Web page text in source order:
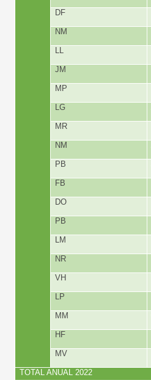
DF
NM
LL
JM
MP
LG
MR
NM
PB
FB
DO
PB
LM
NR
VH
LP
MM
HF
MV
TOTAL ANUAL 2022